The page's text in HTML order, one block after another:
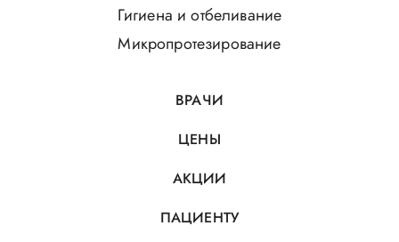
Гигиена и отбеливание
Микропротезирование
ВРАЧИ
ЦЕНЫ
АКЦИИ
ПАЦИЕНТУ